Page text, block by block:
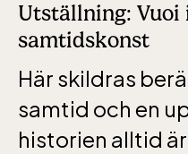
Utställning: Vuoi
samtidskonst
Här skildras
samtid och en
historien alltid
10-16
Baltic Sea Science